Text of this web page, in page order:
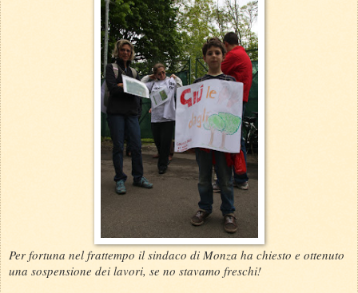
Per fortuna nel frattempo il sindaco di Monza ha chiesto e ottenuto
una sospensione dei lavori, se no stavamo freschi!